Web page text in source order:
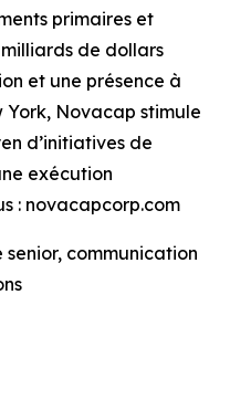
primaires et
de dollars
et une présence à
York, Novacap stimule
d’initiatives de
exécution
: novacapcorp.com
communication